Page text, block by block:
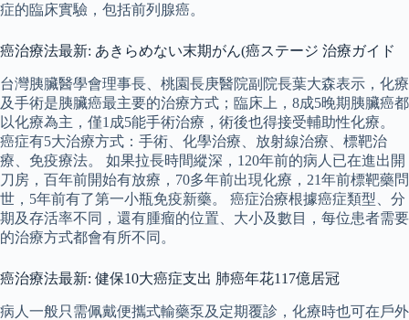
症的臨床實驗，包括前列腺癌。
癌治療法最新: あきらめない末期がん(癌ステージ 治療ガイド
台灣胰臟醫學會理事長、桃園長庚醫院副院長葉大森表示，化療
及手術是胰臟癌最主要的治療方式；臨床上，8成5晚期胰臟癌都
以化療為主，僅1成5能手術治療，術後也得接受輔助性化療。
癌症有5大治療方式：手術、化學治療、放射線治療、標靶治
療、免疫療法。 如果拉長時間縱深，120年前的病人已在進出開
刀房，百年前開始有放療，70多年前出現化療，21年前標靶藥問
世，5年前有了第一小瓶免疫新藥。 癌症治療根據癌症類型、分
期及存活率不同，還有腫瘤的位置、大小及數目，每位患者需要
的治療方式都會有所不同。
癌治療法最新: 健保10大癌症支出 肺癌年花117億居冠
病人一般只需佩戴便攜式輸藥泵及定期覆診，化療時也可在戶外